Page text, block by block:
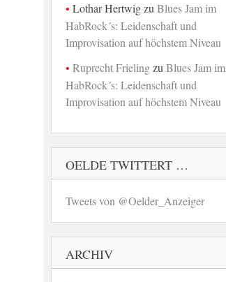
Lothar Hertwigzu Blues Jam im
HabRock´s: Leidenschaft und
Improvisation auf höchstem Niveau
Ruprecht Frielingzu Blues Jam im
HabRock´s: Leidenschaft und
Improvisation auf höchstem Niveau
OELDE TWITTERT …
Tweets von @Oelder_Anzeiger
ARCHIV